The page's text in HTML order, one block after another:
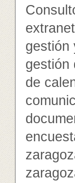
gestión
gestión
de